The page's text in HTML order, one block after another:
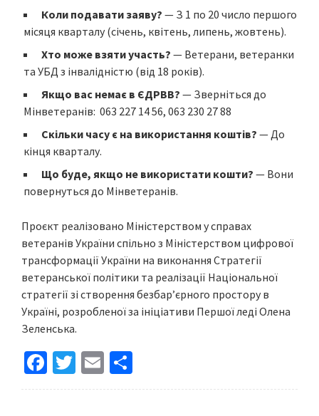
Коли подавати заяву? — З 1 по 20 число першого
місяця кварталу (січень, квітень, липень, жовтень).
Хто може взяти участь? — Ветерани, ветеранки
та УБД з інвалідністю (від 18 років).
Якщо вас немає в ЄДРВВ? — Зверніться до
Мінветеранів: 063 227 14 56, 063 230 27 88
Скільки часу є на використання коштів? — До
кінця кварталу.
Що буде, якщо не використати кошти? — Вони
повернуться до Мінветеранів.
Проєкт реалізовано Міністерством у справах
ветеранів України спільно з Міністерством цифрової
трансформації України на виконання Стратегії
ветеранської політики та реалізації Національної
стратегії зі створення безбарʼєрного простору в
Україні, розробленої за ініціативи Першої леді Олена
Зеленська.
Fa
ce
T
wi
E
m h